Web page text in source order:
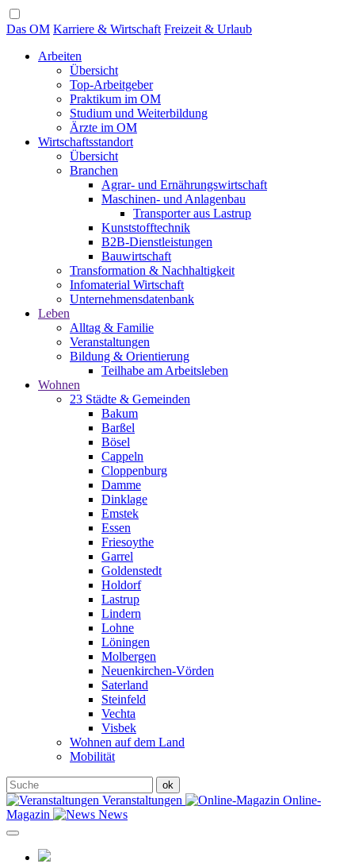
Das OM Karriere & Wirtschaft Freizeit & Urlaub
Arbeiten
Übersicht
Top-Arbeitgeber
Praktikum im OM
Studium und Weiterbildung
Ärzte im OM
Wirtschaftsstandort
Übersicht
Branchen
Agrar- und Ernährungswirtschaft
Maschinen- und Anlagenbau
Transporter aus Lastrup
Kunststofftechnik
B2B-Dienstleistungen
Bauwirtschaft
Transformation & Nachhaltigkeit
Infomaterial Wirtschaft
Unternehmensdatenbank
Leben
Alltag & Familie
Veranstaltungen
Bildung & Orientierung
Teilhabe am Arbeitsleben
Wohnen
23 Städte & Gemeinden
Bakum
Barßel
Bösel
Cappeln
Cloppenburg
Damme
Dinklage
Emstek
Essen
Friesoythe
Garrel
Goldenstedt
Holdorf
Lastrup
Lindern
Lohne
Löningen
Molbergen
Neuenkirchen-Vörden
Saterland
Steinfeld
Vechta
Visbek
Wohnen auf dem Land
Mobilität
Veranstaltungen
Online-
Magazin
News